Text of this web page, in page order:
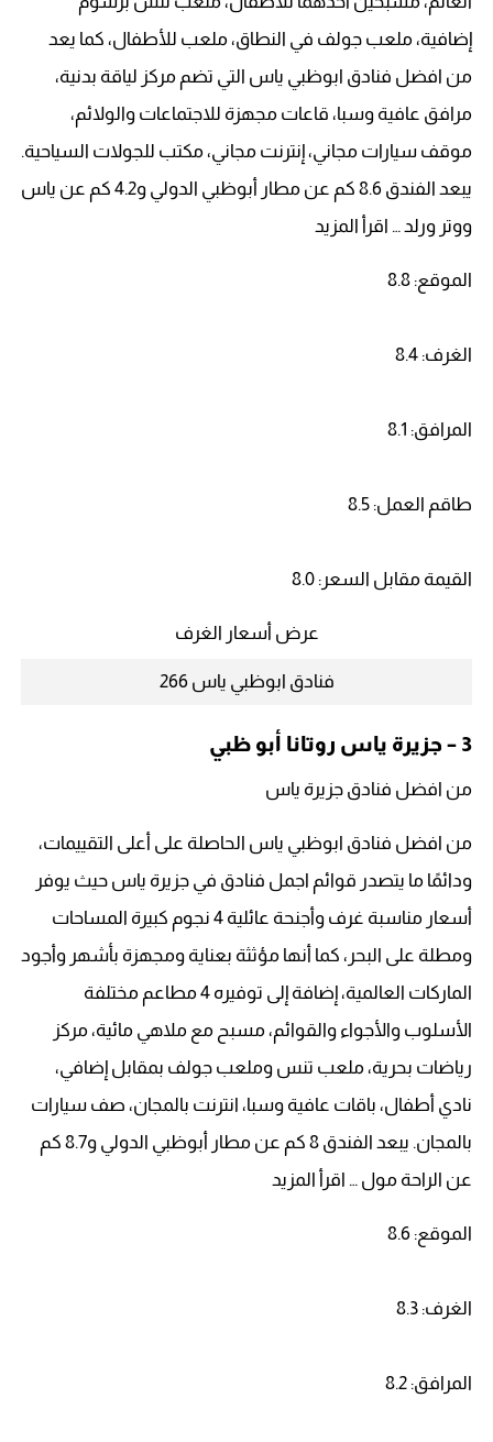
إضافية، ملعب جولف في النطاق، ملعب للأطفال، كما يعد
من افضل فنادق ابوظبي ياس التي تضم مركز لياقة بدنية،
مرافق عافية وسبا، قاعات مجهزة للاجتماعات والولائم،
موقف سيارات مجاني، إنترنت مجاني، مكتب للجولات السياحية.
يبعد الفندق 8.6 كم عن مطار أبوظبي الدولي و4.2 كم عن ياس
ووتر ورلد … اقرأ المزيد
الموقع: 8.8
الغرف: 8.4
المرافق: 8.1
طاقم العمل: 8.5
القيمة مقابل السعر: 8.0
عرض أسعار الغرف
فنادق ابوظبي ياس 266
3 – جزيرة ياس روتانا أبو ظبي
من افضل فنادق جزيرة ياس
من افضل فنادق ابوظبي ياس الحاصلة على أعلى التقييمات،
ودائمًا ما يتصدر قوائم اجمل فنادق في جزيرة ياس حيث يوفر
أسعار مناسبة غرف وأجنحة عائلية 4 نجوم كبيرة المساحات
ومطلة على البحر، كما أنها مؤثثة بعناية ومجهزة بأشهر وأجود
الماركات العالمية، إضافة إلى توفيره 4 مطاعم مختلفة
الأسلوب والأجواء والقوائم، مسبح مع ملاهي مائية، مركز
رياضات بحرية، ملعب تنس وملعب جولف بمقابل إضافي،
نادي أطفال، باقات عافية وسبا، انترنت بالمجان، صف سيارات
بالمجان. يبعد الفندق 8 كم عن مطار أبوظبي الدولي و8.7 كم
عن الراحة مول … اقرأ المزيد
الموقع: 8.6
الغرف: 8.3
المرافق: 8.2